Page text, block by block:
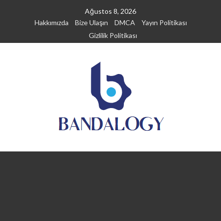
Ağustos 8, 2026
Hakkımızda
Bize Ulaşın DMCA
Yayın Politikası
Gizlilik Politikası